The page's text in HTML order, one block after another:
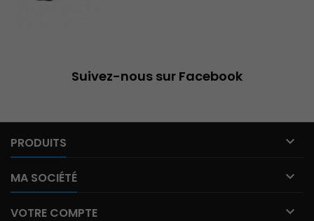
Suivez-nous sur Facebook
PRODUITS 
MA SOCIÉTÉ 
VOTRE COMPTE 